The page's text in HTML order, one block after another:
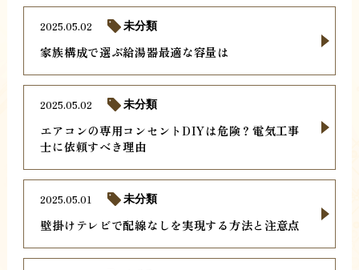
家族構成で選ぶ給湯器最適な容量は
2025.05.02 未分類
エアコンの専用コンセントDIYは危険？電気工事
士に依頼すべき理由
2025.05.02 未分類
壁掛けテレビで配線なしを実現する方法と注意点
2025.05.01 未分類